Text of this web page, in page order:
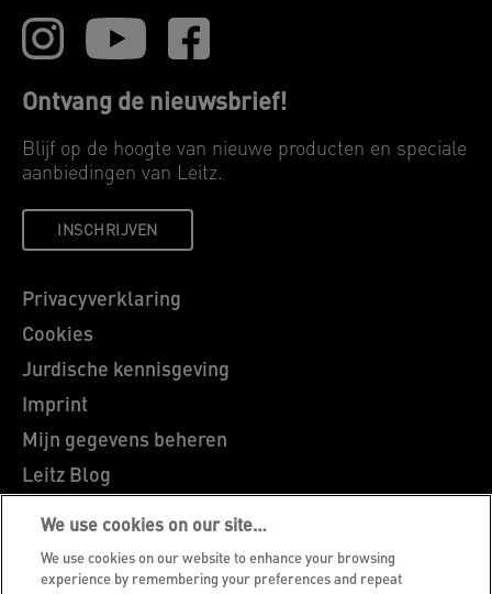
Ontvang de nieuwsbrief!
Blijf op de hoogte van nieuwe producten en speciale
aanbiedingen van Leitz.
INSCHRIJVEN
Privacyverklaring
Cookies
Jurdische kennisgeving
Imprint
Mijn gegevens beheren
Leitz Blog
Vacatures
Leitz EasyPrint
Klantenservice
We use cookies on our site…
We use cookies on our website to enhance your browsing
experience by remembering your preferences and repeat